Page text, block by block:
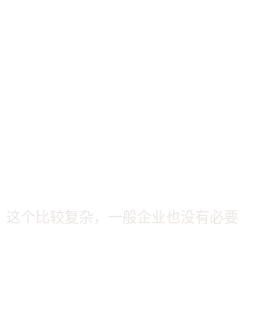
个比较复杂，一般企业也没有必要